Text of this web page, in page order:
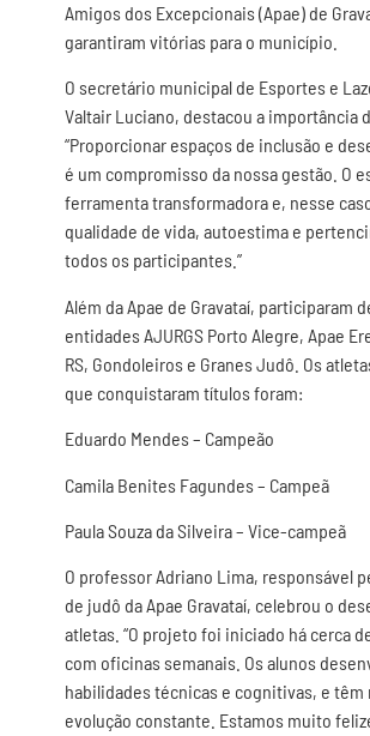
Amigos dos Excepcionais (Apae) de
garantiram vitórias para o município.
O secretário municipal de Esportes e
Valtair Luciano, destacou a importância
“Proporcionar espaços de inclusão e
é um compromisso da nossa gestão. O
ferramenta transformadora e, nesse
qualidade de vida, autoestima e
todos os participantes.”
Além da Apae de Gravataí, participaram
entidades AJURGS Porto Alegre, Apae
RS, Gondoleiros e Granes Judô. Os
que conquistaram títulos foram:
Eduardo Mendes – Campeão
Camila Benites Fagundes – Campeã
Paula Souza da Silveira – Vice-campeã
O professor Adriano Lima, responsável
de judô da Apae Gravataí, celebrou o
atletas. “O projeto foi iniciado há cerca
com oficinas semanais. Os alunos
habilidades técnicas e cognitivas, e têm
evolução constante. Estamos muito